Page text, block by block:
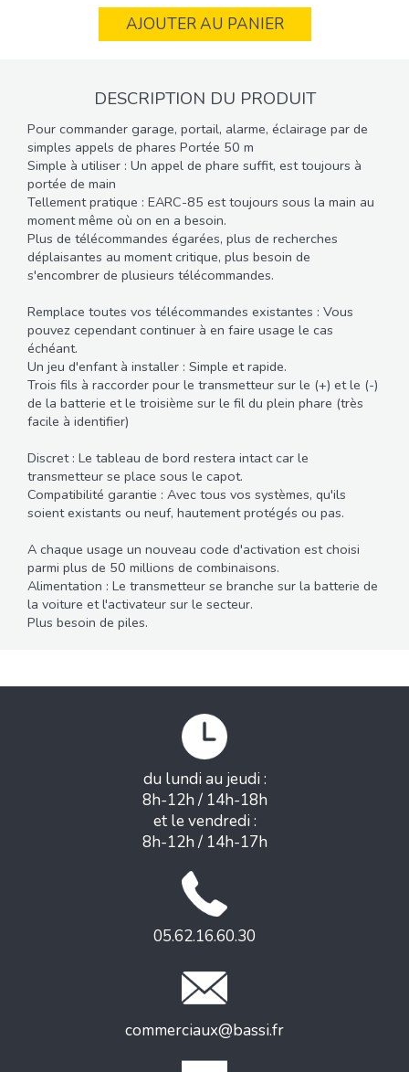
AJOUTER AU PANIER
DESCRIPTION DU PRODUIT
Pour commander garage, portail, alarme, éclairage par de
simples appels de phares Portée 50 m
Simple à utiliser : Un appel de phare suffit, est toujours à
portée de main
Tellement pratique : EARC-85 est toujours sous la main au
moment même où on en a besoin.
Plus de télécommandes égarées, plus de recherches
déplaisantes au moment critique, plus besoin de
s'encombrer de plusieurs télécommandes.
Remplace toutes vos télécommandes existantes : Vous
pouvez cependant continuer à en faire usage le cas
échéant.
Un jeu d'enfant à installer : Simple et rapide.
Trois fils à raccorder pour le transmetteur sur le (+) et le (-)
de la batterie et le troisième sur le fil du plein phare (très
facile à identifier)
Discret : Le tableau de bord restera intact car le
transmetteur se place sous le capot.
Compatibilité garantie : Avec tous vos systèmes, qu'ils
soient existants ou neuf, hautement protégés ou pas.
A chaque usage un nouveau code d'activation est choisi
parmi plus de 50 millions de combinaisons.
Alimentation : Le transmetteur se branche sur la batterie de
la voiture et l'activateur sur le secteur.
Plus besoin de piles.
du lundi au jeudi :
8h-12h / 14h-18h
et le vendredi :
8h-12h / 14h-17h
05.62.16.60.30
commerciaux@bassi.fr